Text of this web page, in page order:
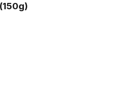
150g)